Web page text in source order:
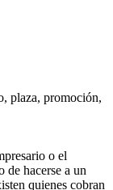
plaza, promoción,
o el
de hacerse a un
quienes cobran